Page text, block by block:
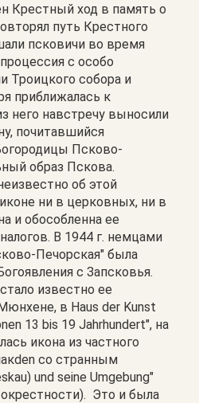
Крестный ход в память о
путь Крестного
псковичи во время
с особо
Троицкого собора и
приближалась к
него навстречу выносили
почитавшийся
Псково-
образ Пскова.
об этой
ни в церковных, ни в
и обособленна ее
В 1944 г. немцами
Печорская" была
с Запсковья.
известно ее
в Haus der Kunst
13 bis 19 Jahrhundert", на
икона из частного
со странным
und seine Umgebung"
Это и была